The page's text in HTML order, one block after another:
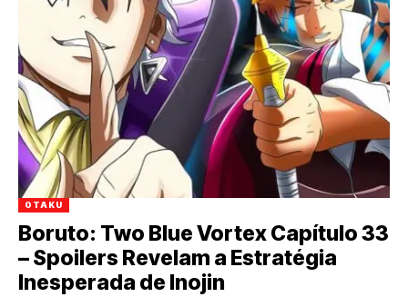
OTAKU
Boruto: Two Blue Vortex Capítulo 33
– Spoilers Revelam a Estratégia
Inesperada de Inojin